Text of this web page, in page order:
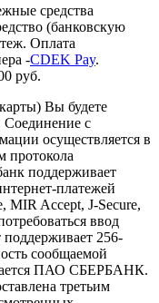
средства
(банковскую
Оплата
-CDEK Pay.
руб.
Вы будете
с
осуществляется в
протокола
поддерживает
платежей
MIR Accept, J-Secure,
ввод
256-
сообщаемой
ПАО СБЕРБАНК.
третьим